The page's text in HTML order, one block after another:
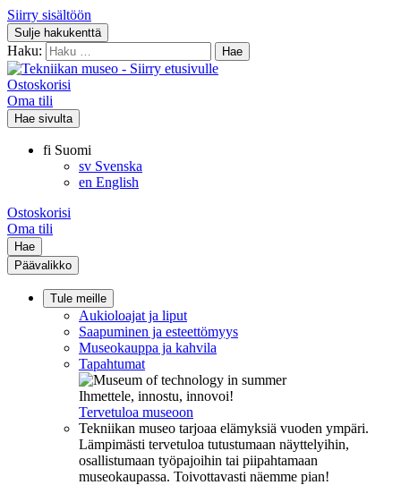
Siirry sisältöön
Sulje hakukenttä
Haku:
Ostoskorisi
Oma tili
Hae sivulta
fi Suomi
sv Svenska
en English
Ostoskorisi
Oma tili
Hae
Päävalikko
Tule meille
Aukioloajat ja liput
Saapuminen ja esteettömyys
Museokauppa ja kahvila
Tapahtumat
Ihmettele, innostu, innovoi!
Tervetuloa museoon
Tekniikan museo tarjoaa elämyksiä vuoden ympäri.
Lämpimästi tervetuloa tutustumaan näyttelyihin,
osallistumaan työpajoihin tai piipahtamaan
museokaupassa. Toivottavasti näemme pian!